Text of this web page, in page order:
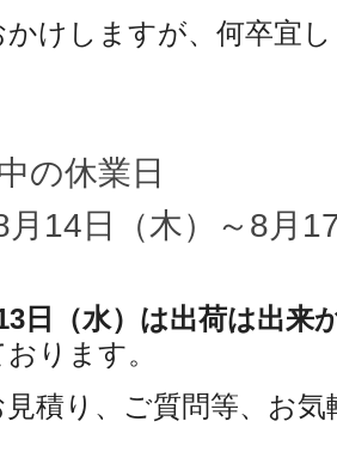
かけしますが、何卒宜
の休業日
14日（木）～8月
日（水）は出荷は出来
ります。
見積り、ご質問等、お